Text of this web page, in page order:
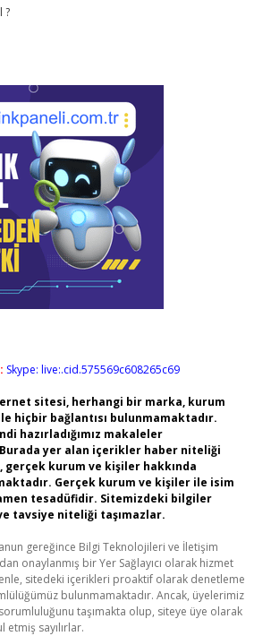
?
Skype: live:.cid.575569c608265c69
sitesi, herhangi bir marka, kurum
hiçbir bağlantısı bulunmamaktadır.
hazırladığımız makaleler
yer alan içerikler haber niteliği
gerçek kurum ve kişiler hakkında
Gerçek kurum ve kişiler ile isim
tesadüfidir. Sitemizdeki bilgiler
tavsiye niteliği taşımazlar.
gereğince Bilgi Teknolojileri ve İletişim
onaylanmış bir Yer Sağlayıcı olarak hizmet
sitedeki içerikleri proaktif olarak denetleme
bulunmamaktadır. Ancak, üyelerimiz
taşımakta olup, siteye üye olarak
sayılırlar.